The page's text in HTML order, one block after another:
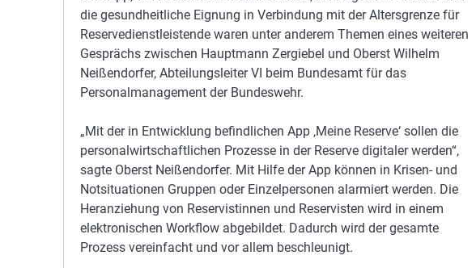
die gesundheitliche Eignung in Verbindung mit der Altersgrenze für
Reservedienstleistende waren unter anderem Themen eines weiteren
Gesprächs zwischen Hauptmann Zergiebel und Oberst Wilhelm
Neißendorfer, Abteilungsleiter VI beim Bundesamt für das
Personalmanagement der Bundeswehr.
„Mit der in Entwicklung befindlichen App ‚Meine Reserve‘ sollen die
personalwirtschaftlichen Prozesse in der Reserve digitaler werden“,
sagte Oberst Neißendorfer. Mit Hilfe der App können in Krisen- und
Notsituationen Gruppen oder Einzelpersonen alarmiert werden. Die
Heranziehung von Reservistinnen und Reservisten wird in einem
elektronischen Workflow abgebildet. Dadurch wird der gesamte
Prozess vereinfacht und vor allem beschleunigt.